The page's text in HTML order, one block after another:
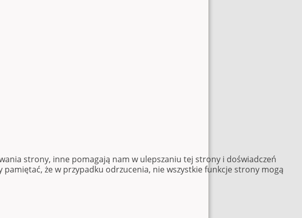
strony, inne pomagają nam w ulepszaniu tej strony i doświadczeń
pamiętać, że w przypadku odrzucenia, nie wszystkie funkcje strony mogą